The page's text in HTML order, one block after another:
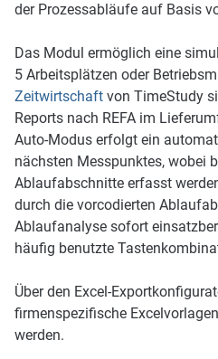
der Prozessabläufe auf Basis
Das Modul ermöglich eine
5 Arbeitsplätzen oder
Zeitwirtschaftvon TimeStudy
Reports nach REFA im
Auto-Modus erfolgt ein
nächsten Messpunktes, wobei
Ablaufabschnitte erfasst
durch die vorcodierten
Ablaufanalyse sofort
häufig benutzte
Über den Excel-
firmenspezifische
werden.